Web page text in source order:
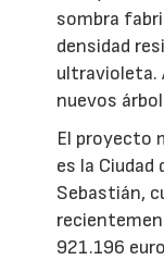
sombra
densidad
ultravioleta.
nuevos
El proyecto
es la Ciudad
Sebastián,
921.196